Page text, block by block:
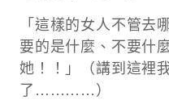
「這樣的女人不管去
要的是什麼、不要什
她！！」（講到這裡
了…………）